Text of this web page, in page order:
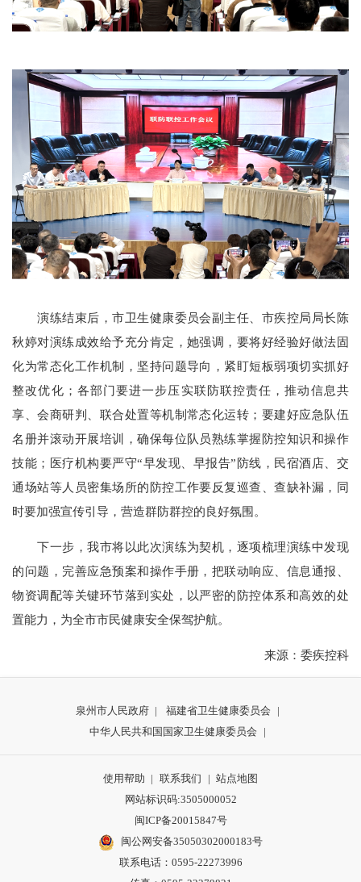
演练结束后，市卫生健康委员会副主任、市疾控局局长陈
秋婷对演练成效给予充分肯定，她强调，要将好经验好做法固
化为常态化工作机制，坚持问题导向，紧盯短板弱项切实抓好
整改优化；各部门要进一步压实联防联控责任，推动信息共
享、会商研判、联合处置等机制常态化运转；要建好应急队伍
名册并滚动开展培训，确保每位队员熟练掌握防控知识和操作
技能；医疗机构要严守“早发现、早报告”防线，民宿酒店、交
通场站等人员密集场所的防控工作要反复巡查、查缺补漏，同
时要加强宣传引导，营造群防群控的良好氛围。
下一步，我市将以此次演练为契机，逐项梳理演练中发现
的问题，完善应急预案和操作手册，把联动响应、信息通报、
物资调配等关键环节落到实处，以严密的防控体系和高效的处
置能力，为全市市民健康安全保驾护航。
来源：委疾控科
泉州市人民政府 | 福建省卫生健康委员会
|
中华人民共和国国家卫生健康委员会
|
使用帮助 | 联系我们 | 站点地图
网站标识码:3505000052
闽ICP备20015847号
闽公网安备35050302000183号
联系电话：0595-22273996